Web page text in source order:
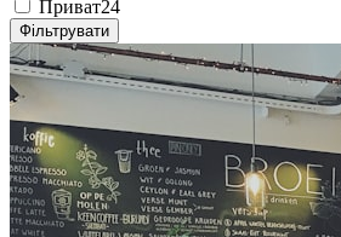
Приват24
Фільтрувати